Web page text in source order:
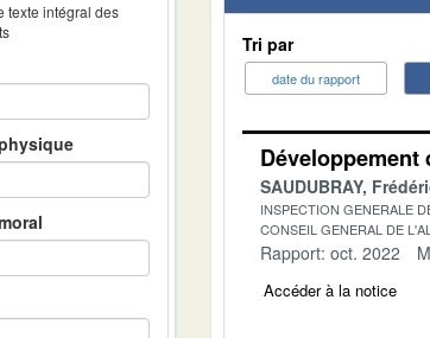
texte intégral des
Tri par
date du rapport
SAUDUBRAY,
INSPECTION GENERALE
CONSEIL GENERAL DE
Rapport: oct. 2022
Accéder à la notice